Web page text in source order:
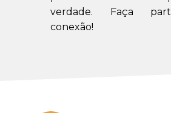
verdade. Faça
conexão!